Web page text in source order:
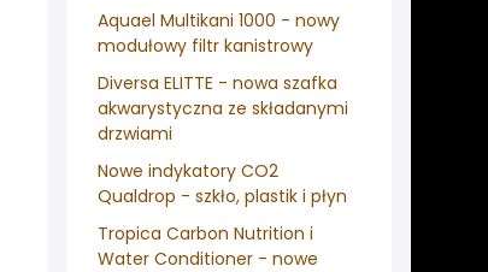
Aquael Multikani 1000 - nowy
modułowy filtr kanistrowy
Diversa ELITTE - nowa szafka
akwarystyczna ze składanymi
drzwiami
Nowe indykatory CO2
Qualdrop - szkło, plastik i płyn
Tropica Carbon Nutrition i
Water Conditioner - nowe